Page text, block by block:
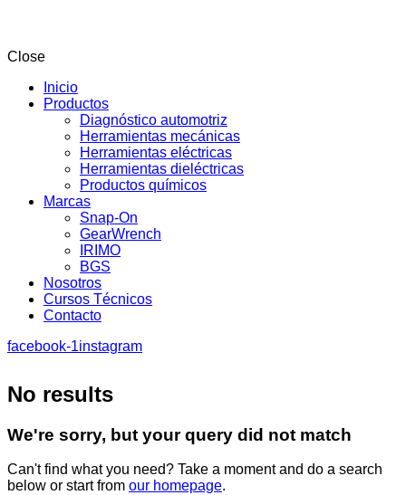
Close
Inicio
Productos
Diagnóstico automotriz
Herramientas mecánicas
Herramientas eléctricas
Herramientas dieléctricas
Productos químicos
Marcas
Snap-On
GearWrench
IRIMO
BGS
Nosotros
Cursos Técnicos
Contacto
facebook-1instagram
No results
We're sorry, but your query did not match
Can't find what you need? Take a moment and do a search
below or start from our homepage.